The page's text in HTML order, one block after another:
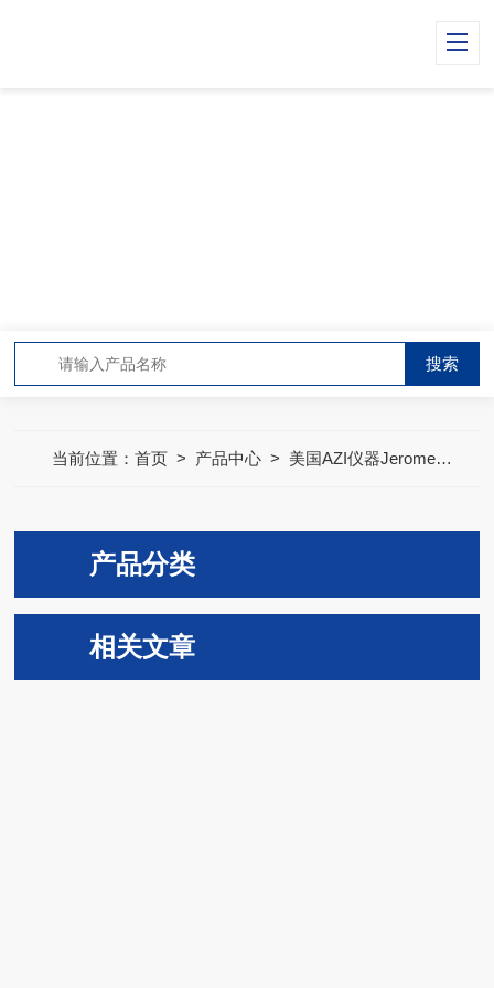
当前位置：首页 > 产品中心 > 美国AZI仪器Jerome环境检测仪器
产品分类
相关文章